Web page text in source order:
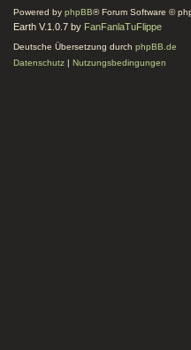
Powered by phpBB® Forum Software ©
Earth V.1.0.7 by FanFanlaTuFlippe
Deutsche Übersetzung durch phpBB.de
Datenschutz | Nutzungsbedingungen